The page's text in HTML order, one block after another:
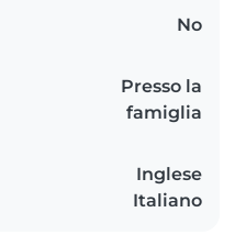
No
Presso la
famiglia
Inglese
Italiano